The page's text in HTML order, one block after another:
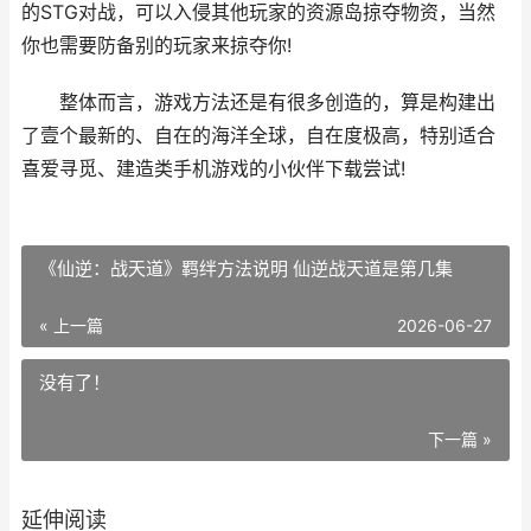
的STG对战，可以入侵其他玩家的资源岛掠夺物资，当然
你也需要防备别的玩家来掠夺你!
整体而言，游戏方法还是有很多创造的，算是构建出
了壹个最新的、自在的海洋全球，自在度极高，特别适合
喜爱寻觅、建造类手机游戏的小伙伴下载尝试!
《仙逆：战天道》羁绊方法说明 仙逆战天道是第几集
« 上一篇 2026-06-27
没有了！
下一篇 »
延伸阅读